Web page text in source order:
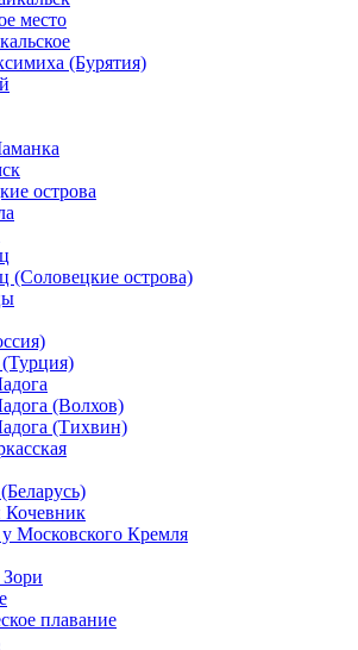
место
(Бурятия)
острова
(Соловецкие острова)
(Волхов)
(Тихвин)
Кочевник
Московского Кремля
плавание